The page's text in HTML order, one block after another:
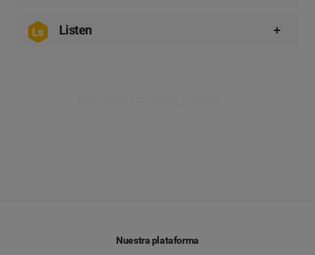
Listen
Nuestra plataforma